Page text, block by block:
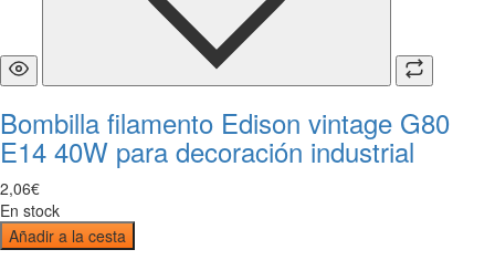
Bombilla filamento Edison vintage G80
E14 40W para decoración industrial
2,06€
En stock
Añadir a la cesta